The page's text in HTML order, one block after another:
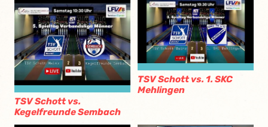
TSV Schott vs.
Kegelfreunde Sembach
TSV Schott vs. 1. SKC
Mehlingen